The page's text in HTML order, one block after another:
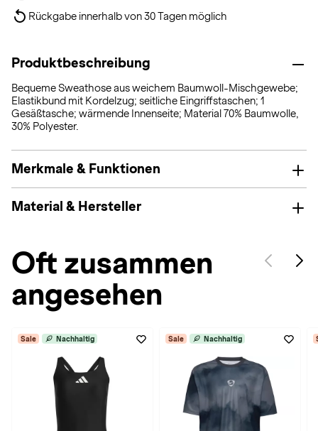
Rückgabe innerhalb von 30 Tagen möglich
Produktbeschreibung
Bequeme Sweathose aus weichem Baumwoll-Mischgewebe;
Elastikbund mit Kordelzug; seitliche Eingriffstaschen; 1
Gesäßtasche; wärmende Innenseite; Material 70% Baumwolle,
30% Polyester.
Merkmale & Funktionen
Material & Hersteller
Oft zusammen
angesehen
Sale Nachhaltig Sale Nachhaltig